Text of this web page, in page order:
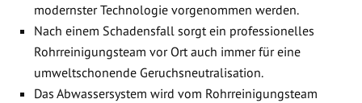
modernster Technologie vorgenommen werden.
Nach einem Schadensfall sorgt ein professionelles
Rohrreinigungsteam vor Ort auch immer für eine
umweltschonende Geruchsneutralisation.
Das Abwassersystem wird vom Rohrreinigungsteam